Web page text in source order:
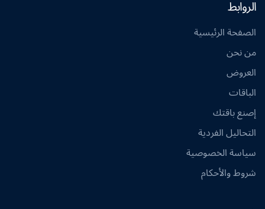
الروابط
الصفحة الرئيسية
من نحن
العروض
الباقات
إصنع باقتك
التحاليل الفردية
سياسة الخصوصية
شروط والأحكام